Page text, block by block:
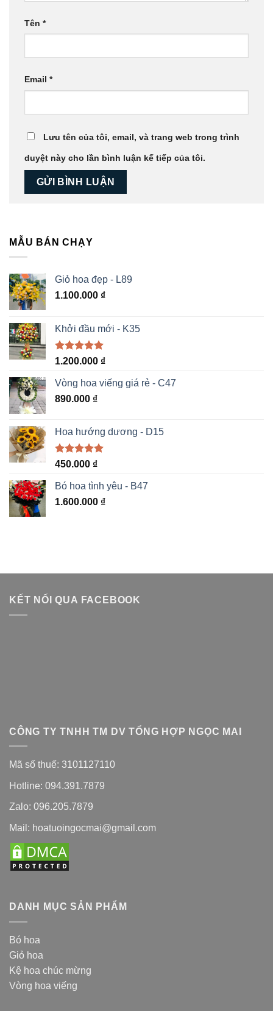
Tên *
Email *
Lưu tên của tôi, email, và trang web trong trình
duyệt này cho lần bình luận kế tiếp của tôi.
MẪU BÁN CHẠY
Giỏ hoa đẹp - L89
1.100.000 ₫
Khởi đầu mới - K35
Được xếp
5 sao
1.200.000 ₫
Vòng hoa viếng giá rẻ - C47
890.000 ₫
Hoa hướng dương - D15
Được xếp
5 sao
450.000 ₫
Bó hoa tình yêu - B47
1.600.000 ₫
KẾT NỐI QUA FACEBOOK
CÔNG TY TNHH TM DV TỔNG HỢP NGỌC MAI
Mã số thuế: 3101127110
Hotline: 094.391.7879
Zalo: 096.205.7879
Mail: hoatuoingocmai@gmail.com
DANH MỤC SẢN PHẨM
Bó hoa
Giỏ hoa
Kệ hoa chúc mừng
Vòng hoa viếng